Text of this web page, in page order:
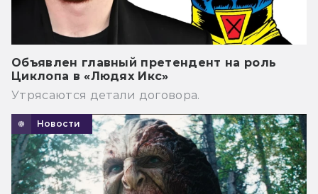
Объявлен главный претендент на роль
Циклопа в «Людях Икс»
Утрясаются детали договора.
Новости